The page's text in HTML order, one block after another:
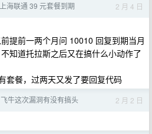
上海联通 39 元套餐到期 2 月 4 日
提前一两个月问 10010 回复到期当月
知道托拉斯之后又在搞什么小动作了
套餐，过两天又发了要回复代码
飞牛这次漏洞有没有搞头 2 月 2 日